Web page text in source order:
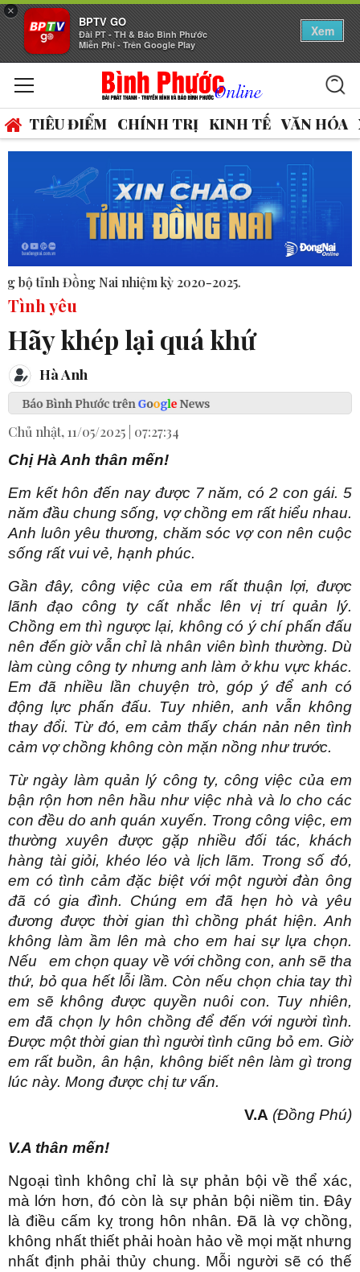
×
BPTV GO
Đài PT - TH & Báo Bình Phước
Miễn Phí - Trên Google Play
Xem
TIÊU ĐIỂM CHÍNH TRỊ KINH TẾ VĂN HÓA
Nai nhiệm kỳ 2020-2025.
Tình yêu
Hãy khép lại quá khứ
Hà Anh
Chủ nhật, 11/05/2025 | 07:27:34
Chị Hà Anh thân mến!
Em kết hôn đến nay được 7 năm, có 2 con gái. 5
năm đầu chung sống, vợ chồng em rất hiểu nhau.
Anh luôn yêu thương, chăm sóc vợ con nên cuộc
sống rất vui vẻ, hạnh phúc.
Gần đây, công việc của em rất thuận lợi, được
lãnh đạo công ty cất nhắc lên vị trí quản lý.
Chồng em thì ngược lại, không có ý chí phấn đấu
nên đến giờ vẫn chỉ là nhân viên bình thường. Dù
làm cùng công ty nhưng anh làm ở khu vực khác.
Em đã nhiều lần chuyện trò, góp ý để anh có
động lực phấn đấu. Tuy nhiên, anh vẫn không
thay đổi. Từ đó, em cảm thấy chán nản nên tình
cảm vợ chồng không còn mặn nồng như trước.
Từ ngày làm quản lý công ty, công việc của em
bận rộn hơn nên hầu như việc nhà và lo cho các
con đều do anh quán xuyến. Trong công việc, em
thường xuyên được gặp nhiều đối tác, khách
hàng tài giỏi, khéo léo và lịch lãm. Trong số đó,
em có tình cảm đặc biệt với một người đàn ông
đã có gia đình. Chúng em đã hẹn hò và yêu
đương được thời gian thì chồng phát hiện. Anh
không làm ầm lên mà cho em hai sự lựa chọn.
Nếu em chọn quay về với chồng con, anh sẽ tha
thứ, bỏ qua hết lỗi lầm. Còn nếu chọn chia tay thì
em sẽ không được quyền nuôi con. Tuy nhiên,
em đã chọn ly hôn chồng để đến với người tình.
Được một thời gian thì người tình cũng bỏ em. Giờ
em rất buồn, ân hận, không biết nên làm gì trong
lúc này. Mong được chị tư vấn.
V.A (Đồng Phú)
V.A thân mến!
Ngoại tình không chỉ là sự phản bội về thể xác,
mà lớn hơn, đó còn là sự phản bội niềm tin. Đây
là điều cấm kỵ trong hôn nhân. Đã là vợ chồng,
không nhất thiết phải hoàn hảo về mọi mặt nhưng
nhất định phải thủy chung. Mỗi người sẽ có thế